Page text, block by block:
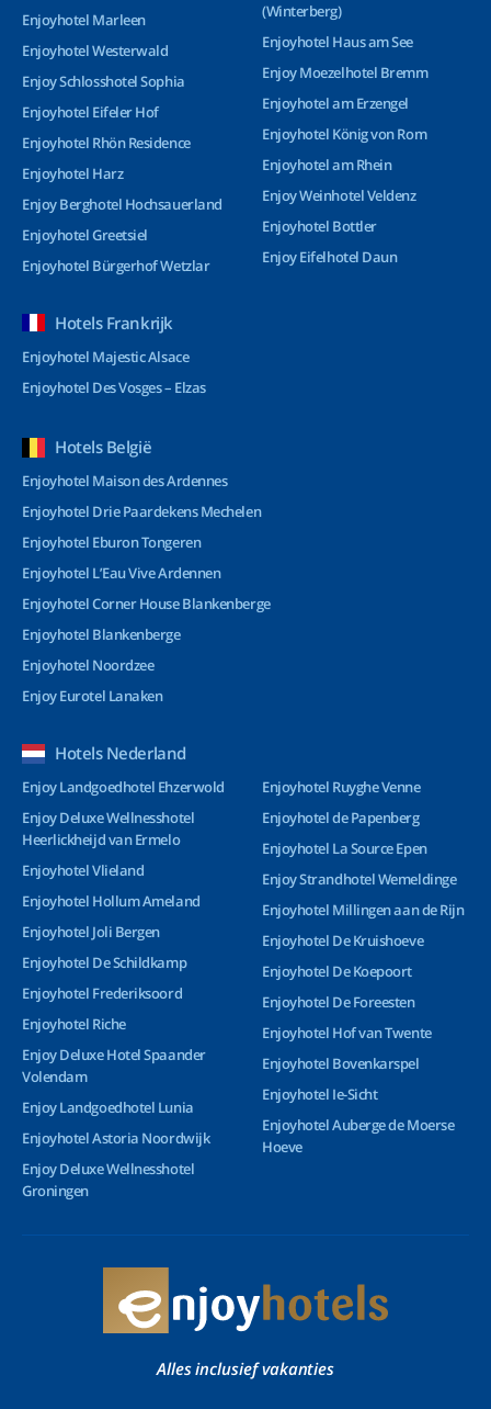
Enjoyhotel Marleen
Enjoyhotel Westerwald
Enjoy Schlosshotel Sophia
Enjoyhotel Eifeler Hof
Enjoyhotel Rhön Residence
Enjoyhotel Harz
Enjoy Berghotel Hochsauerland
Enjoyhotel Greetsiel
Enjoyhotel Bürgerhof Wetzlar
(Winterberg)
Enjoyhotel Haus am See
Enjoy Moezelhotel Bremm
Enjoyhotel am Erzengel
Enjoyhotel König von Rom
Enjoyhotel am Rhein
Enjoy Weinhotel Veldenz
Enjoyhotel Bottler
Enjoy Eifelhotel Daun
Hotels Frankrijk
Enjoyhotel Majestic Alsace
Enjoyhotel Des Vosges – Elzas
Hotels België
Enjoyhotel Maison des Ardennes
Enjoyhotel Drie Paardekens Mechelen
Enjoyhotel Eburon Tongeren
Enjoyhotel L’Eau Vive Ardennen
Enjoyhotel Corner House Blankenberge
Enjoyhotel Blankenberge
Enjoyhotel Noordzee
Enjoy Eurotel Lanaken
Hotels Nederland
Enjoy Landgoedhotel Ehzerwold
Enjoy Deluxe Wellnesshotel
Heerlickheijd van Ermelo
Enjoyhotel Vlieland
Enjoyhotel Hollum Ameland
Enjoyhotel Joli Bergen
Enjoyhotel De Schildkamp
Enjoyhotel Frederiksoord
Enjoyhotel Riche
Enjoy Deluxe Hotel Spaander
Volendam
Enjoy Landgoedhotel Lunia
Enjoyhotel Astoria Noordwijk
Enjoy Deluxe Wellnesshotel
Groningen
Enjoyhotel Ruyghe Venne
Enjoyhotel de Papenberg
Enjoyhotel La Source Epen
Enjoy Strandhotel Wemeldinge
Enjoyhotel Millingen aan de Rijn
Enjoyhotel De Kruishoeve
Enjoyhotel De Koepoort
Enjoyhotel De Foreesten
Enjoyhotel Hof van Twente
Enjoyhotel Bovenkarspel
Enjoyhotel Ie-Sicht
Enjoyhotel Auberge de Moerse
Hoeve
Alles inclusief vakanties